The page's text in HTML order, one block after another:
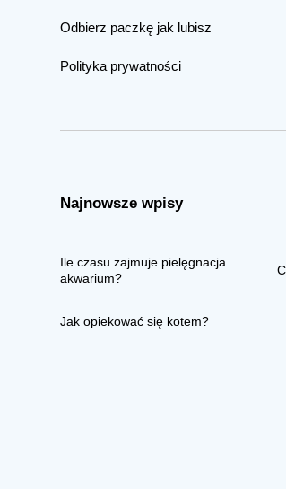
Odbierz paczkę jak lubisz
Polityka prywatności
Najnowsze wpisy
Ile czasu zajmuje pielęgnacja
akwarium?
Jak opiekować się kotem?